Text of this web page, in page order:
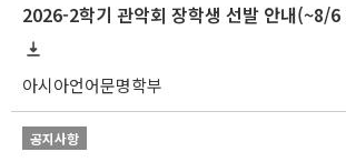
2026-2학기 관악회 장학생 선발 안내(~8/
아시아언어문명학부
공지사항